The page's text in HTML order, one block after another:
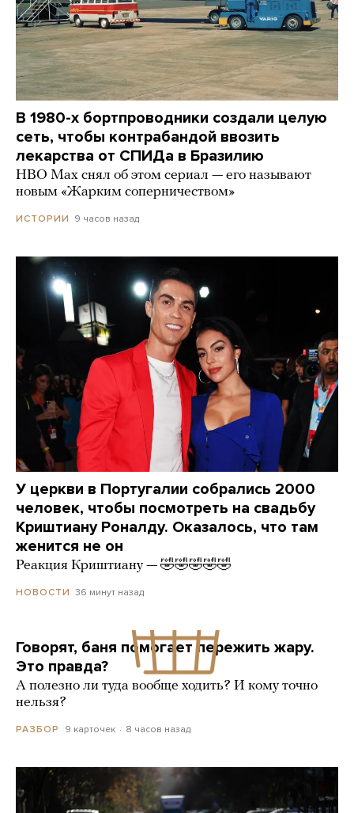
В 1980-х бортпроводники создали целую
сеть, чтобы контрабандой ввозить
лекарства от СПИДа в Бразилию
HBO Max снял об этом сериал — его называют
новым «Жарким соперничеством»
ИСТОРИИ 9 часов назад
У церкви в Португалии собрались 2000
человек, чтобы посмотреть на свадьбу
Криштиану Роналду. Оказалось, что там
женится не он
Реакция Криштиану — 🤣🤣🤣🤣🤣
НОВОСТИ 36 минут назад
Говорят, баня помогает пережить жару.
Это правда?
А полезно ли туда вообще ходить? И кому точно
нельзя?
РАЗБОР 9 карточек 8 часов назад